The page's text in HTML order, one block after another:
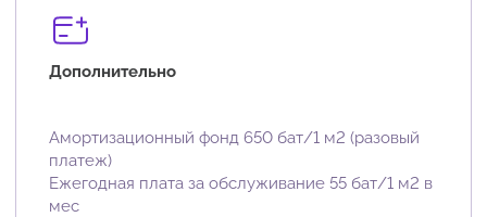
Дополнительно
Амортизационный фонд 650 бат/1 м2 (разовый
платеж)
Ежегодная плата за обслуживание 55 бат/1 м2 в
мес